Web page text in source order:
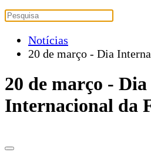
Notícias
20 de março - Dia
20 de março - Dia
Internacional da